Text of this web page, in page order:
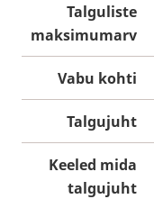
Talguliste
maksimumarv
Vabu kohti
Talgujuht
Keeled mida
talgujuht